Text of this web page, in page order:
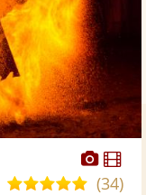
5,0(34)